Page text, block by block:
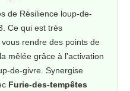
de Résilience loup-de-
Ce qui est très
rendre des points de
mêlée grâce à l'activation
de-givre. Synergise
Furie-des-tempêtes